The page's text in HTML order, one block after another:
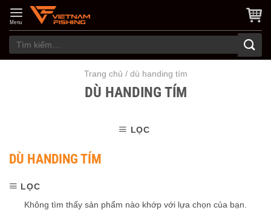
content
Menu
Tìm
kiếm:
Trang chủ / dù handing tím
DÙ HANDING TÍM
LỌC
DÙ HANDING TÍM
LỌC
Không tìm thấy sản phẩm nào khớp với lựa chọn của bạn.